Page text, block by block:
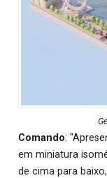
Comando:
em miniatura
de cima para